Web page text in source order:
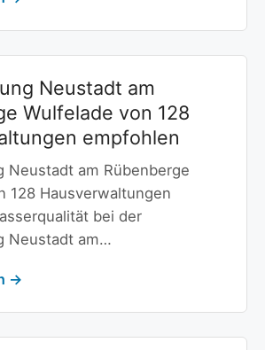
Neustadt am
Wulfelade von 128
empfohlen
Neustadt am Rübenberge
128 Hausverwaltungen
bei der
Neustadt am…
→